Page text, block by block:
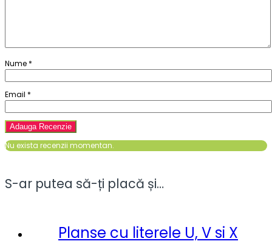
Nume *
Email *
Nu exista recenzii momentan.
S-ar putea să-ți placă și…
Planse cu literele U, V si X